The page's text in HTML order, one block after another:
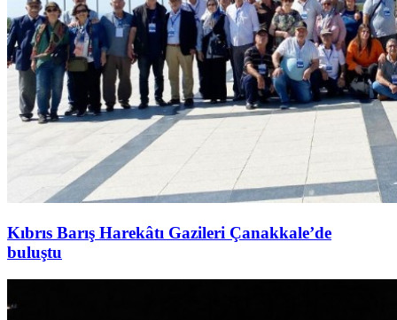
Kıbrıs Barış Harekâtı Gazileri Çanakkale’de
buluştu